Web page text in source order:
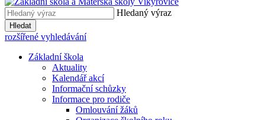
Hledaný výraz
Hledat
rozšířené vyhledávání
Základní škola
Aktuality
Kalendář akcí
Informační schůzky
Informace pro rodiče
Omlouvání žáků